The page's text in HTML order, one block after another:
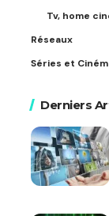
Tv, home
Réseaux
Séries et
Derniers